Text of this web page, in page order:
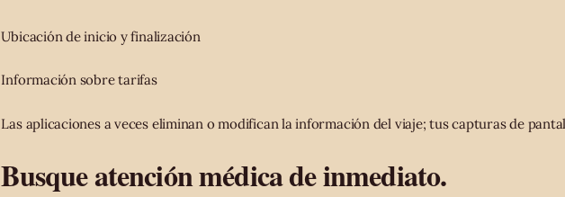
Ubicación de inicio y finalización
Información sobre tarifas
Las aplicaciones a veces eliminan o modifican la información del viaje; tus capturas de
Busque atención médica de inmediato.